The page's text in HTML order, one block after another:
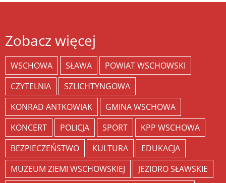
Zobacz więcej
WSCHOWA SŁAWA
POWIAT WSCHOWSKI
CZYTELNIA
SZLICHTYNGOWA
KONRAD ANTKOWIAK
GMINA WSCHOWA
KONCERT
POLICJA SPORT
KPP WSCHOWA
BEZPIECZEŃSTWO
KULTURA
EDUKACJA
MUZEUM ZIEMI WSCHOWSKIEJ
JEZIORO SŁAWSKIE